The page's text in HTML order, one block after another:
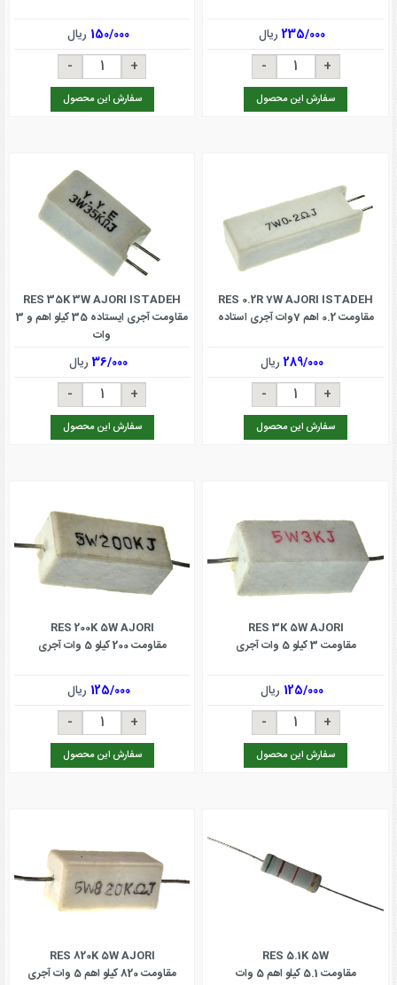
235/000ریال
سفارش این محصول
150/000 ریال
سفارش این محصول
RES 0.2R 7W AJORI ISTADEH
مقاومت 0.2 اهم 7وات آجری استاده
289/000ریال
سفارش این محصول
RES 35K 3W AJORI ISTADEH
مقاومت آجری ایستاده 35 کیلو اهم و 3
وات
36/000ریال
سفارش این محصول
RES 3K 5W AJORI
مقاومت 3 کیلو 5 وات آجری
125/000 ریال
سفارش این محصول
RES 200K 5W AJORI
مقاومت 200 کیلو 5 وات آجری
125/000 ریال
سفارش این محصول
RES 5.1K 5W
مقاومت 5.1 کیلو اهم 5 وات
RES 820K 5W AJORI
مقاومت 820 کیلو اهم 5 وات آجری